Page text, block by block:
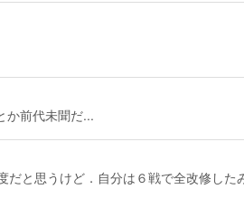
か前代未聞だ...
だと思うけど．自分は６戦で全改修した